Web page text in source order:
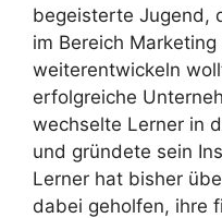
begeisterte Jugend,
im Bereich
weiterentwickeln
erfolgreiche
wechselte Lerner in
und gründete sein
Lerner hat bisher
dabei geholfen, ihre